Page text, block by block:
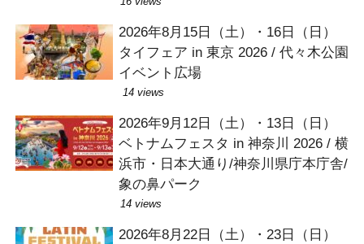
2026年8月15日（土）・16日（日）
タイフェア in 東京 2026 / 代々木公園
イベント広場
14 views
2026年9月12日（土）・13日（日）
ベトナムフェスタ in 神奈川 2026 / 横
浜市・日本大通り/神奈川県庁本庁舎/
象の鼻パーク
14 views
2026年8月22日（土）・23日（日）